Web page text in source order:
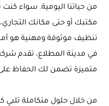
من حياتنا اليومية. سواء
مكتبك أو حتى مكانك
تنظيف موثوقة ومهنية هو
في مدينة المطلاع، تقدم
متميزة تضمن لك الحفاظ
من خلال حلول متكاملة تلبي